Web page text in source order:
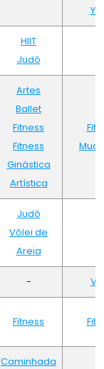
HIIT
Judô
Artes
Ballet
Fitness
Fitness
Ginástica
Artística
Judô
Vôlei de
Areia
-
Fitness
Caminhada